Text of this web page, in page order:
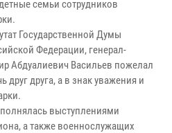
семьи сотрудников
Государственной Думы
Федерации, генерал-
Абдуалиевич Васильев пожелал
друг друга, а в знак уважения и
выступлениями
а также военнослужащих